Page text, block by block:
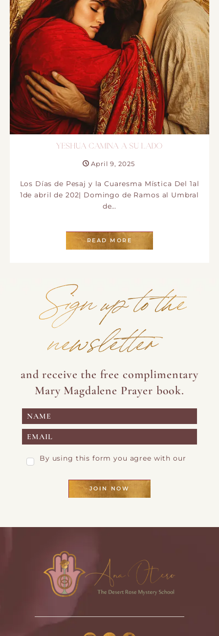
YESHUA CAMINA A SU LADO
April 9, 2025
Los Días de Pesaj y la Cuaresma Mística Del 1al
1de abril de 202| Domingo de Ramos al Umbral
de…
READ MORE
Sign up to the
newsletter
and receive the free complimentary
Mary Magdalene Prayer book.
By using this form you agree with our
JOIN NOW